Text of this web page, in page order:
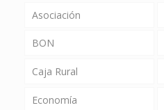
Asociación
BON
Caja Rural
Economía